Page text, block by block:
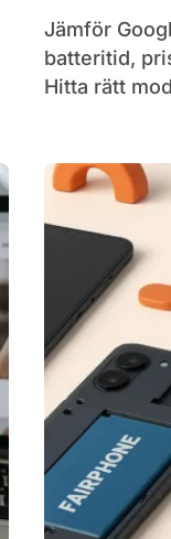
Jämför Google Pixel Watch 2, 3 och 4:
batteritid,
Hitta rätt